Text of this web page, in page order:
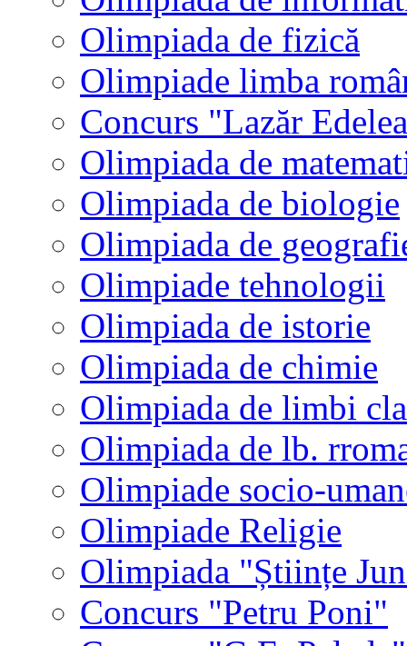
Olimpiada de fizică
Olimpiade limba
Concurs "Lazăr
Olimpiada de
Olimpiada de biologie
Olimpiada de
Olimpiade tehnologii
Olimpiada de istorie
Olimpiada de chimie
Olimpiada de limbi
Olimpiada de lb.
Olimpiade socio-
Olimpiade Religie
Olimpiada "Științe
Concurs "Petru Poni"